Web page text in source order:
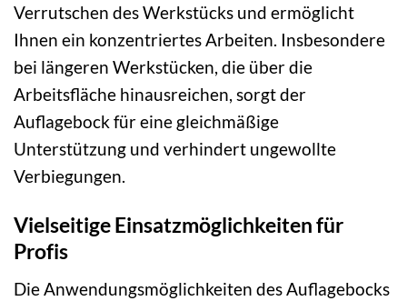
Verrutschen des Werkstücks und ermöglicht
Ihnen ein konzentriertes Arbeiten. Insbesondere
bei längeren Werkstücken, die über die
Arbeitsfläche hinausreichen, sorgt der
Auflagebock für eine gleichmäßige
Unterstützung und verhindert ungewollte
Verbiegungen.
Vielseitige Einsatzmöglichkeiten für
Profis
Die Anwendungsmöglichkeiten des Auflagebocks